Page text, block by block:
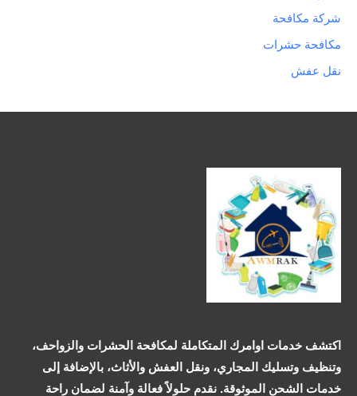
شركة مكافحة
مكافحة حشرات
نقل عفش
اكتشف خدمات اوامرك المتكاملة لمكافحة الحشرات والزواحف،
وتنظيف وتسليك المجاري، ونقل العفش والأثاث، بالإضافة إلى
خدمات الشحن الموثوقة. نقدم حلولاً فعالة وآمنة لضمان راحة